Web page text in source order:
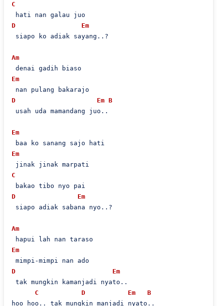
C
D
Em
siapo ko adiak sayang..?
Am
Em
D
Em B
usah uda mamandang juo..
Em
Em
C
D
Em
siapo adiak sabana nyo..?
Am
Em
D
Em
tak mungkin kamanjadi nyato..
C
D Em
B
hoo hoo.. tak mungkin manjadi nyato..